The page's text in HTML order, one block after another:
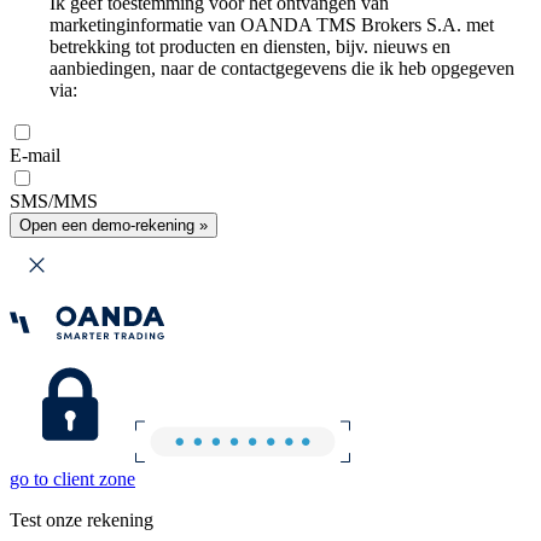
marketinginformatie van OANDA TMS Brokers S.A. met
betrekking tot producten en diensten, bijv. nieuws en
aanbiedingen, naar de contactgegevens die ik heb opgegeven
via:
E-mail
SMS/MMS
Open een demo-rekening »
go to client zone
Test onze rekening